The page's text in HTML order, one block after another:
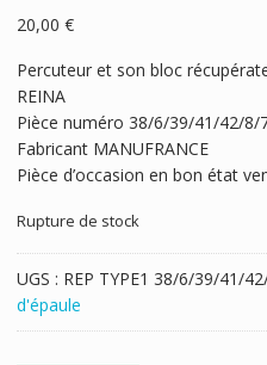
20,00 €
Percuteur et son bloc
REINA
Pièce numéro 38/6/39/41/42/8/
Fabricant MANUFRANCE
Pièce d’occasion en bon état
Rupture de stock
UGS : REP TYPE1 38/6/39/41/
d'épaule